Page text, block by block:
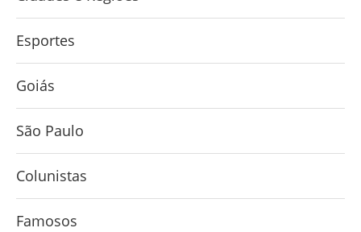
Esportes
Goiás
São Paulo
Colunistas
Famosos